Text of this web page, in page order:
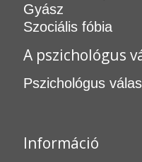
Gyász
Szociális fóbia
A pszichológus
Pszichológus
Információ